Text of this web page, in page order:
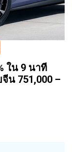
ใน 9 นาที
น 751,000 –